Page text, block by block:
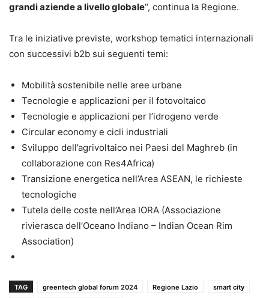
grandi aziende a livello globale“, continua la Regione.
Tra le iniziative previste, workshop tematici internazionali
con successivi b2b sui seguenti temi:
Mobilità sostenibile nelle aree urbane
Tecnologie e applicazioni per il fotovoltaico
Tecnologie e applicazioni per l’idrogeno verde
Circular economy e cicli industriali
Sviluppo dell’agrivoltaico nei Paesi del Maghreb (in
collaborazione con Res4Africa)
Transizione energetica nell’Area ASEAN, le richieste
tecnologiche
Tutela delle coste nell’Area IORA (Associazione
rivierasca dell’Oceano Indiano – Indian Ocean Rim
Association)
TAG greentech global forum 2024 Regione Lazio
smart city